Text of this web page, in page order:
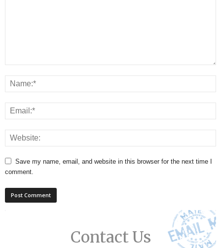
Save my name, email, and website in this browser for the next time I
comment.
Contact Us